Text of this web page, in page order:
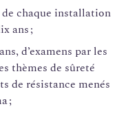
chaque installation
ans ;
d’examens par les
thèmes de sûreté
de résistance menés
;